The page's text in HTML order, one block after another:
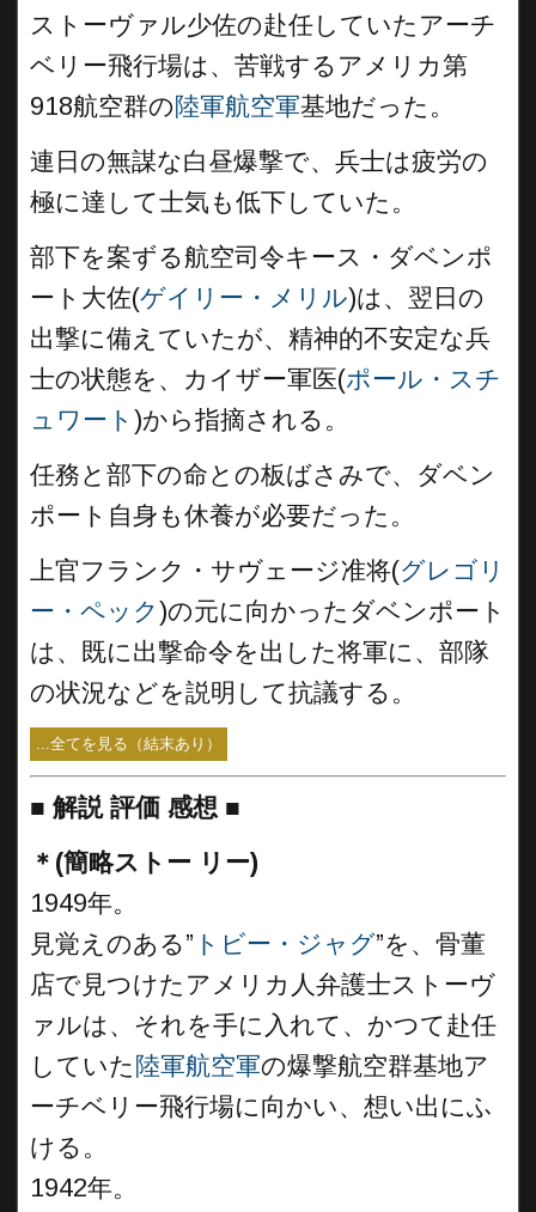
ストーヴァル少佐の赴任していたアーチ
ベリー飛行場は、苦戦するアメリカ第
918航空群の陸軍航空軍基地だった。
連日の無謀な白昼爆撃で、兵士は疲労の
極に達して士気も低下していた。
部下を案ずる航空司令キース・ダベンポ
ート大佐(ゲイリー・メリル)は、翌日の
出撃に備えていたが、精神的不安定な兵
士の状態を、カイザー軍医(ポール・スチ
ュワート )から指摘される。
任務と部下の命との板ばさみで、ダベン
ポート自身も休養が必要だった。
上官フランク・サヴェージ准将(グレゴリ
ー・ペック)の元に向かったダベンポート
は、既に出撃命令を出した将軍に、部隊
の状況などを説明して抗議する。
...全てを見る（結末あり）
■ 解説 評価 感想 ■
＊(簡略ストー リー)
1949年。
見覚えのある” トビー・ジャグ”を、骨董
店で見つけたアメリカ人弁護士ストーヴ
ァルは、それを手に入れて、かつて赴任
していた 陸軍航空軍の爆撃航空群基地ア
ーチベリー飛行場に向かい、想い出にふ
ける。
1942年。